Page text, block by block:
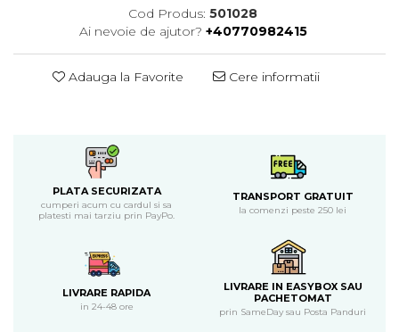
Creme bio din nuci si alune
Gemuri si dulceata bio
Piure bio din fructe
Dulciuri si batoane bio
Bomboane bio
Guma de mestecat bio
Jeleuri bio
Fructe, nuci, alune si seminte
Nuci si alune bio
Cod Produs: 501028
Ai nevoie de ajutor? +40770982415
Adauga la Favorite Cere informatii
PLATA SECURIZATA
cumperi acum cu cardul si sa
platesti mai tarziu prin PayPo.
TRANSPORT GRATUIT
la comenzi peste 250 lei
LIVRARE RAPIDA
in 24-48 ore
LIVRARE IN EASYBOX SAU
PACHETOMAT
prin SameDay sau Posta Panduri